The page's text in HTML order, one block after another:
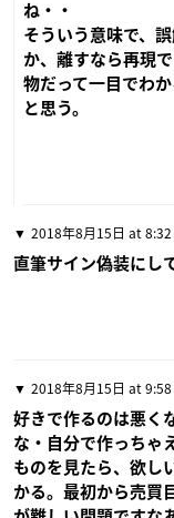
ね・・
そういう意味で、
か、離すなら再現
物だって一目でわ
と思う。
2018年8月15日 at 8:32
直筆サイン偽装にし
2018年8月15日 at 9:58
好きで作るのは悪く
な・自分で作っちゃ
ものを見たら、欲し
かる。最初から売買